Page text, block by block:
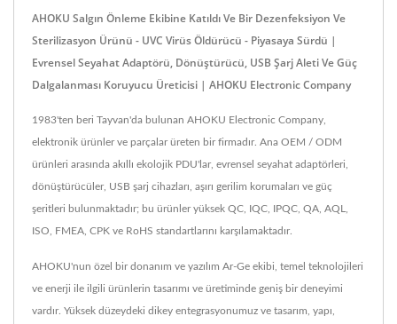
AHOKU Salgın Önleme Ekibine Katıldı Ve Bir Dezenfeksiyon Ve
Sterilizasyon Ürünü - UVC Virüs Öldürücü - Piyasaya Sürdü |
Evrensel Seyahat Adaptörü, Dönüştürücü, USB Şarj Aleti Ve Güç
Dalgalanması Koruyucu Üreticisi | AHOKU Electronic Company
1983'ten beri Tayvan'da bulunan AHOKU Electronic Company,
elektronik ürünler ve parçalar üreten bir firmadır. Ana OEM / ODM
ürünleri arasında akıllı ekolojik PDU'lar, evrensel seyahat adaptörleri,
dönüştürücüler, USB şarj cihazları, aşırı gerilim korumaları ve güç
şeritleri bulunmaktadır; bu ürünler yüksek QC, IQC, IPQC, QA, AQL,
ISO, FMEA, CPK ve RoHS standartlarını karşılamaktadır.
AHOKU'nun özel bir donanım ve yazılım Ar-Ge ekibi, temel teknolojileri
ve enerji ile ilgili ürünlerin tasarımı ve üretiminde geniş bir deneyimi
vardır. Yüksek düzeydeki dikey entegrasyonumuz ve tasarım, yapı,